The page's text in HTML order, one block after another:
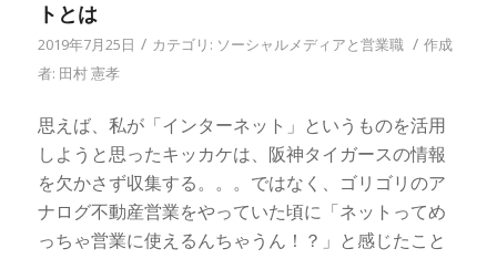
トとは
2019年7月25日 / カテゴリ: ソーシャルメディアと営業職 / 作成
者: 田村 憲孝
思えば、私が「インターネット」というものを活用
しようと思ったキッカケは、阪神タイガースの情報
を欠かさず収集する。。。ではなく、ゴリゴリのア
ナログ不動産営業をやっていた頃に「ネットってめ
っちゃ営業に使えるんちゃうん！？」と感じたこと